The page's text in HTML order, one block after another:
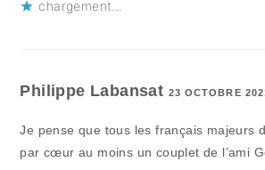
chargement…
Philippe Labansat 23 OCTOBRE
Je pense que tous les français majeurs
par cœur au moins un couplet de l’ami